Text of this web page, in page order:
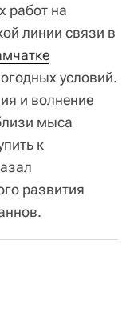
работ на
линии связи в
условий.
и волнение
мыса
к
развития